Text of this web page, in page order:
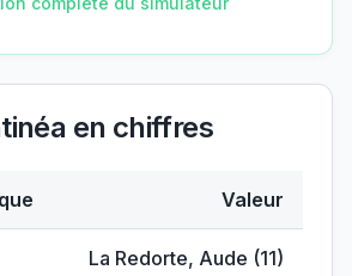
en chiffres
Valeur
La Redorte, Aude (11)